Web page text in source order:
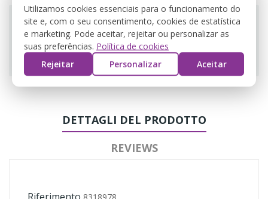
Guarantee safe & secure checkout
DETTAGLI DEL PRODOTTO
REVIEWS
Utilizamos cookies essenciais para o funcionamento do
site e, com o seu consentimento, cookies de estatística
e marketing. Pode aceitar, rejeitar ou personalizar as
suas preferências. Política de cookies
Rejeitar
Personalizar Aceitar